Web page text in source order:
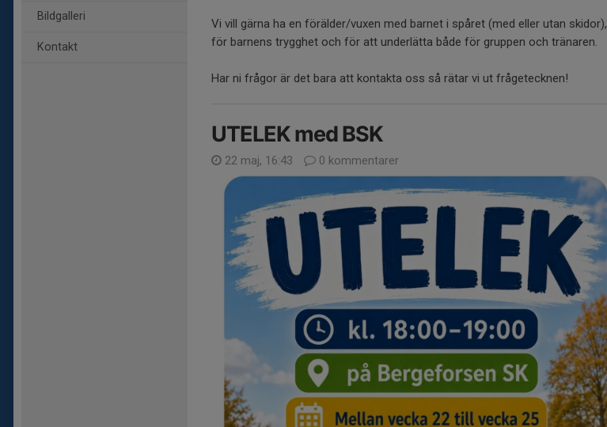
Bildgalleri
Kontakt
Vi vill gärna ha en förälder/vuxen med barnet i spåret (med eller utan skidor),
för barnens trygghet och för att underlätta både för gruppen och tränaren.
Har ni frågor är det bara att kontakta oss så rätar vi ut frågetecknen!
UTELEK med BSK
22 maj, 16:43 0 kommentarer